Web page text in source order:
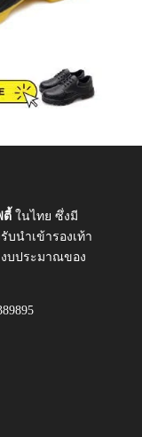
ตี้ ในไทย ซึ่งมี
บนำเข้ารองเท้า
บประมาณของ